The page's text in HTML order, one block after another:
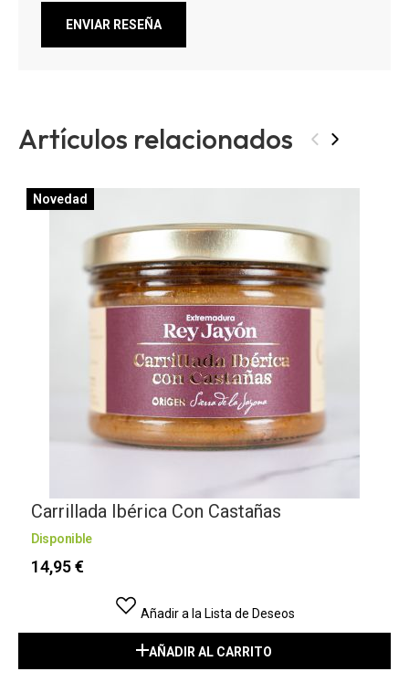
ENVIAR RESEÑA
Artículos relacionados ‹ ›
Novedad
Carrillada Ibérica Con Castañas
Disponible
14,95 €
Añadir a la Lista de Deseos
AÑADIR AL CARRITO